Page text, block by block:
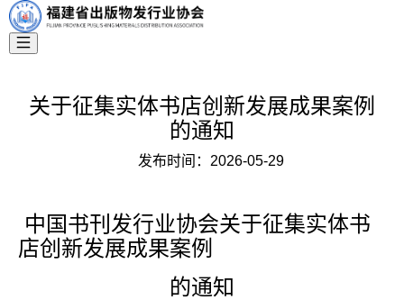
关于征集实体书店创新发展成果案例
的通知
发布时间： 2026-05-29
中国书刊发行业协会关于征集实体书
店创新发展成果案例
的通知